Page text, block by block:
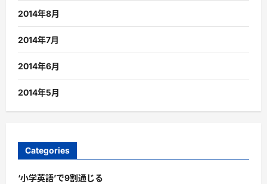
2014年8月
2014年7月
2014年6月
2014年5月
Categories
‘小学英語’で9割通じる